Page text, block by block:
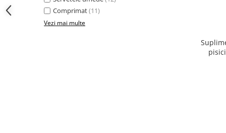
Comprimat(11)
Vezi mai multe